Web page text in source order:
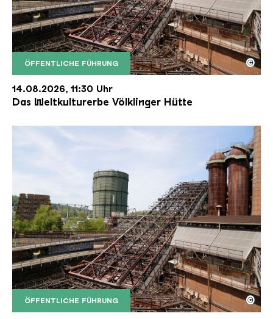
ÖFFENTLICHE FÜHRUNG
Der Erzschrägaufzug der Völklinger Hütte mit
Copyright: Weltkulturerbe Völklinger Hütte | Karl
©
14.08.2026, 11:30 Uhr
Das Weltkulturerbe Völklinger Hütte
ÖFFENTLICHE FÜHRUNG
Der Erzschrägaufzug der Völklinger Hütte mit
Copyright: Weltkulturerbe Völklinger Hütte | Karl
©